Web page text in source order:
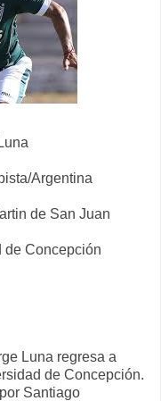
Argentina
de San Juan
de Concepción
Luna regresa a
de Concepción.
Santiago